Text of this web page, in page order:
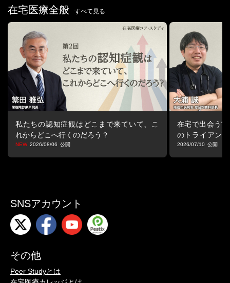
在宅医療全般 すべて見る
私たちの認知症観はどこまで来ていて、こ
れからどこへ行くのだろう？
2026/08/06
在宅で出会う“
のトライアン
る視点
2026/07/10
SNSアカウント
その他
Peer Studyとは